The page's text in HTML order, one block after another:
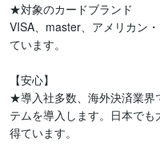
★対象のカードブランド
VISA、master、アメリカン
ています。
【安心】
★導入社多数、海外決済業界
テムを導入します。日本で
得ています。